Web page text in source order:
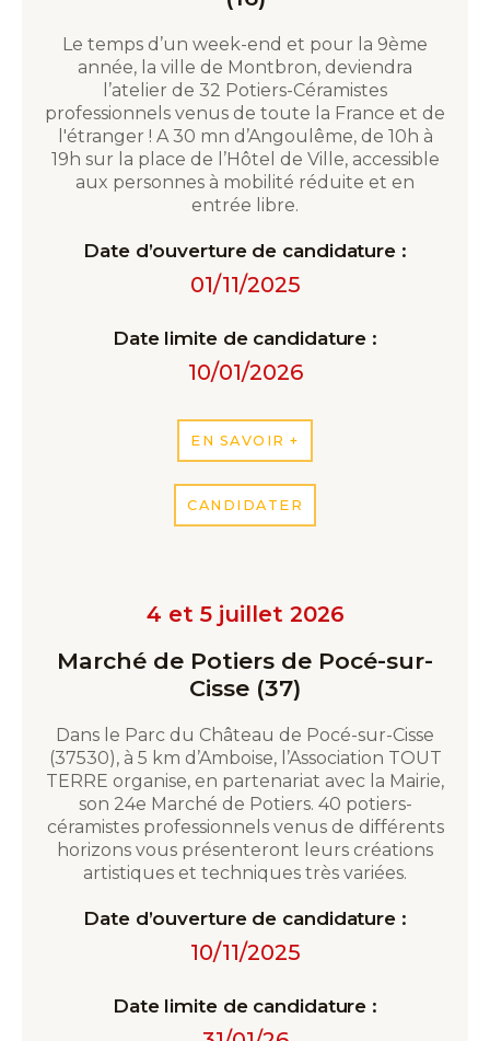
4 et 5 juillet 2026
Marché de Potiers de Pocé-sur-
Cisse (37)
Dans le Parc du Château de Pocé-sur-Cisse
(37530), à 5 km d’Amboise, l’Association TOUT
TERRE organise, en partenariat avec la Mairie,
son 24e Marché de Potiers. 40 potiers-
céramistes professionnels venus de différents
horizons vous présenteront leurs créations
artistiques et techniques très variées.
Date d’ouverture de candidature :
10/11/2025
Date limite de candidature :
Le temps d’un week-end et pour la 9ème
année, la ville de Montbron, deviendra
l’atelier de 32 Potiers-Céramistes
professionnels venus de toute la France et de
l'étranger ! A 30 mn d’Angoulême, de 10h à
19h sur la place de l’Hôtel de Ville, accessible
aux personnes à mobilité réduite et en
entrée libre.
Date d’ouverture de candidature :
01/11/2025
Date limite de candidature :
10/01/2026
EN SAVOIR +
CANDIDATER